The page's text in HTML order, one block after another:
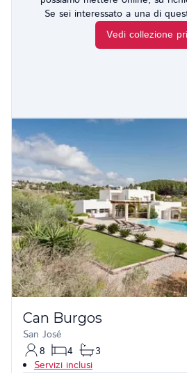
Se sei interessato a una di
Vedi collezione
Can Burgos
San José
8
4
3
Servizi inclusi